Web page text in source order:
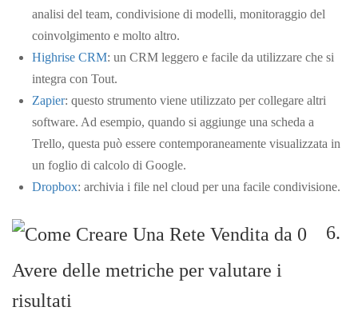
analisi del team, condivisione di modelli, monitoraggio del
coinvolgimento e molto altro.
Highrise CRM: un CRM leggero e facile da utilizzare che si
integra con Tout.
Zapier: questo strumento viene utilizzato per collegare altri
software. Ad esempio, quando si aggiunge una scheda a
Trello, questa può essere contemporaneamente visualizzata in
un foglio di calcolo di Google.
Dropbox: archivia i file nel cloud per una facile condivisione.
6.
Avere delle metriche per valutare i
risultati